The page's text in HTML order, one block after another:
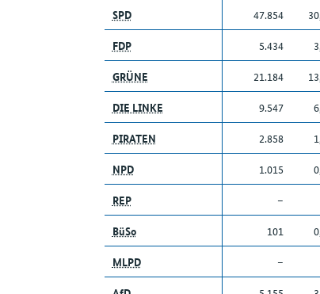
SPD
47.854
FDP
5.434
GRÜNE
21.184
DIE LINKE
9.547
PIRATEN
2.858
NPD
1.015
REP
–
BüSo
101
MLPD
–